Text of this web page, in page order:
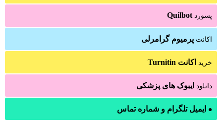
پسوردQuilbot
اکانت پرمیوم گرامرلی
خرید اکانت Turnitin
دانلود ایبوک های پزشکی
● ایمیل تلگرام و شماره تماس